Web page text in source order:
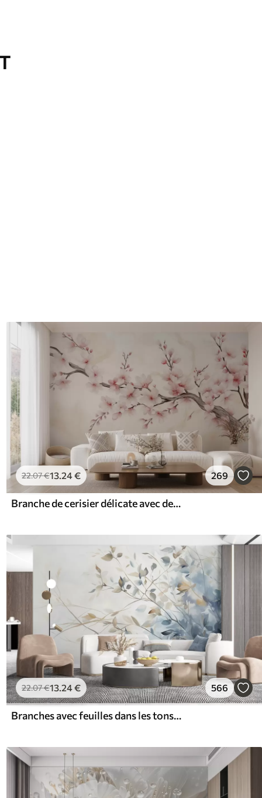
22.07€13.24€ 269
Branche de cerisier délicate avec des fleurs rose tendre sur un fond clair
22.07€13.24€ 566
Branches avec feuilles dans les tons bleus et bruns, fond clair, doux et délicat, style aquarelle